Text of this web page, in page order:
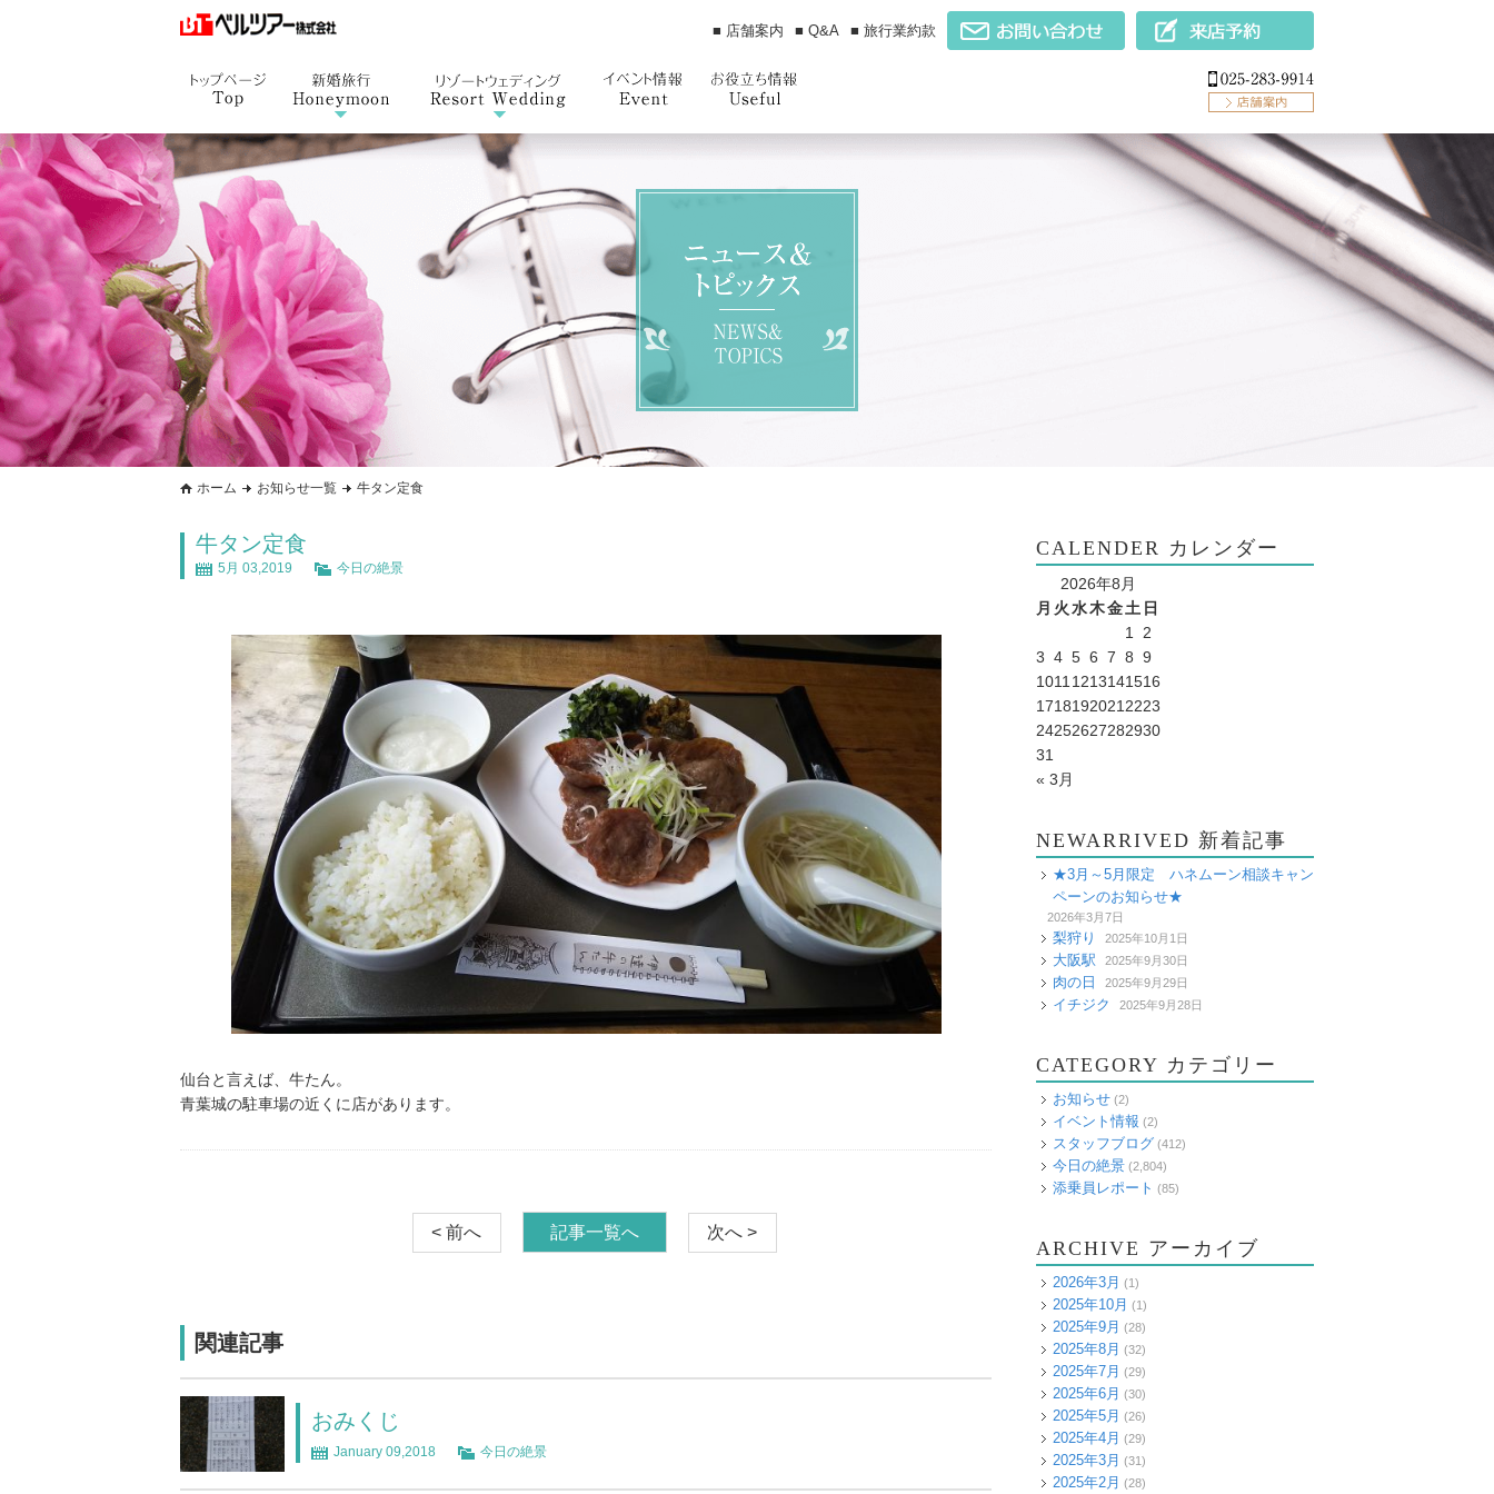
■ 店舗案内 ■ Q&A ■ 旅行業約款
ホーム お知らせ一覧 牛タン定食
牛タン定食
5月 03,2019 今日の絶景
仙台と言えば、牛たん。
青葉城の駐車場の近くに店があります。
< 前へ 記事一覧へ 次へ >
関連記事
おみくじ
January 09,2018 今日の絶景
CALENDER カレンダー
2026年8月
月 火水木金土 日
1
2
3 4 5 6 7 8 9
1011 1213141516
1718192021 2223
24252627282930
31
« 3月
NEWARRIVED 新着記事
★3月～5月限定 ハネムーン相談キャン
ペーンのお知らせ★
2026年3月7日
梨狩り 2025年10月1日
大阪駅 2025年9月30日
肉の日 2025年9月29日
イチジク 2025年9月28日
CATEGORY カテゴリー
お知らせ (2)
イベント情報 (2)
スタッフブログ (412)
今日の絶景 (2,804)
添乗員レポート (85)
ARCHIVE アーカイブ
2026年3月 (1)
2025年10月 (1)
2025年9月 (28)
2025年8月 (32)
2025年7月 (29)
2025年6月 (30)
2025年5月 (26)
2025年4月 (29)
2025年3月 (31)
2025年2月 (28)